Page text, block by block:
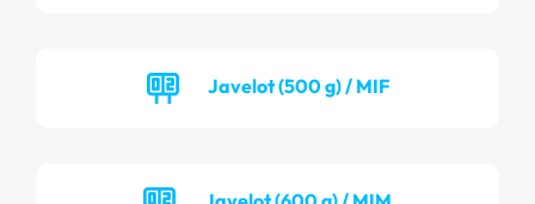
Javelot (500 g) / MIF